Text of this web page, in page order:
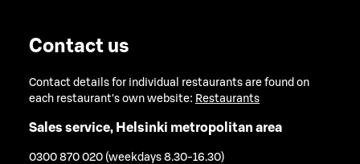
Contact us
Contact details for individual restaurants are found on
each restaurant's own website: Restaurants
Sales service, Helsinki metropolitan area
0300 870 020 (weekdays 8.30-16.30)